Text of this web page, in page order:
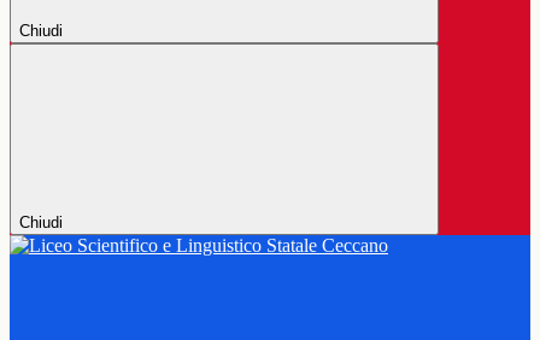
Chiudi
Chiudi